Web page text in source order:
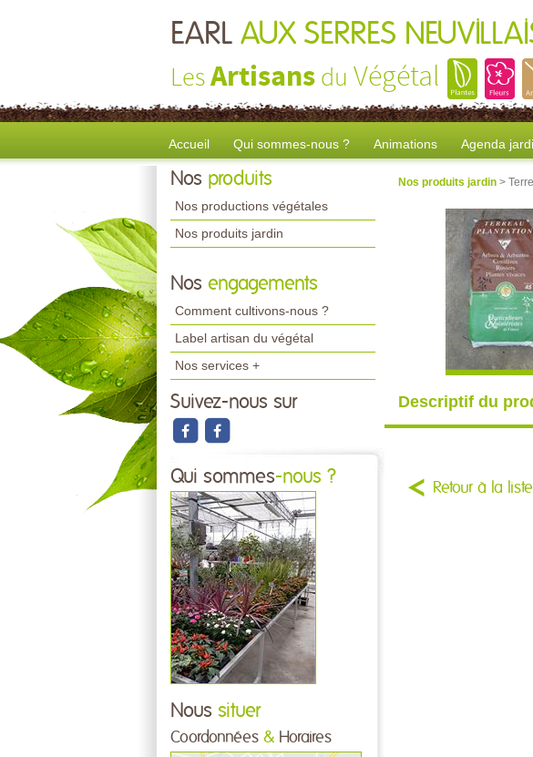
EARL AUX SERRES
LesArtisans du Végétal
Accueil Qui sommes-nous ? Animations Agenda
Nos produits
Nos productions végétales
Nos produits jardin
Nos engagements
Comment cultivons-nous ?
Label artisan du végétal
Nos services +
Suivez-nous sur
Qui sommes-nous ?
Nous situer
Coordonnées & Horaires
Nos produits jardin >
Descriptif du
Retour à la liste